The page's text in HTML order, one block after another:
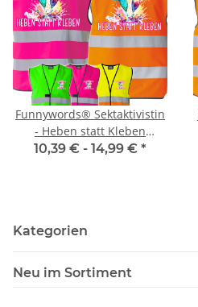
Funnywords® Sektaktivistin
- Heben statt Kleben
Premium, Warnwesten JGA
10,39 € - 14,99 € *
Kategorien
Neu im Sortiment